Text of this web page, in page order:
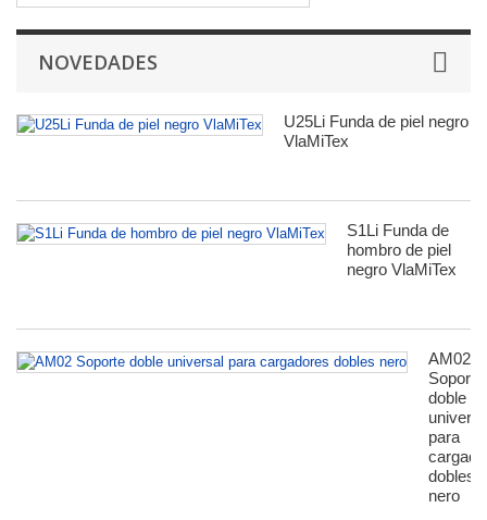
NOVEDADES
U25Li Funda de piel negro
VlaMiTex
S1Li Funda de
hombro de piel
negro VlaMiTex
AM02
Soporte
doble
para
dobles
nero